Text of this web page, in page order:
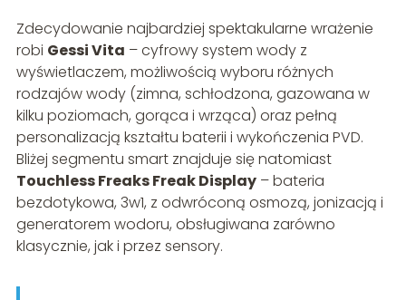
Zdecydowanie najbardziej spektakularne wrażenie
robi Gessi Vita – cyfrowy system wody z
wyświetlaczem, możliwością wyboru różnych
rodzajów wody (zimna, schłodzona, gazowana w
kilku poziomach, gorąca i wrząca) oraz pełną
personalizacją kształtu baterii i wykończenia PVD.
Bliżej segmentu smart znajduje się natomiast
Touchless Freaks Freak Display– bateria
bezdotykowa, 3w1, z odwróconą osmozą, jonizacją i
generatorem wodoru, obsługiwana zarówno
klasycznie, jak i przez sensory.